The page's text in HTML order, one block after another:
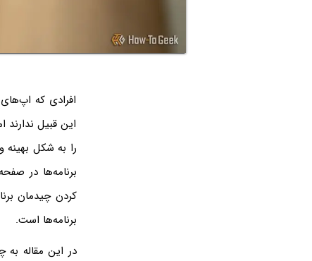
افرادی که
این قبیل
را به شکل بهینه
برنامه‌ها در
کردن چیدمان
برنامه‌ها است.
در این مقاله به